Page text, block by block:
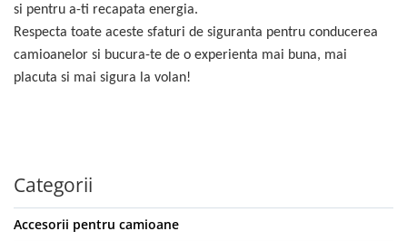
Capace piulite
Deflectoare geam
Oglinzi auto
Reclame Luminoase
Electrice auto, camioane si remorci
Borne si Conectori Baterie Auto
si pentru a-ti recapata energia.
Respecta toate aceste sfaturi de siguranta pentru conducerea
camioanelor si bucura-te de o experienta mai buna, mai
placuta si mai sigura la volan!
Categorii
Accesorii pentru camioane